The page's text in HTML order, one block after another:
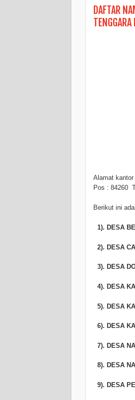
DAFTAR
TENGGARA
Alamat
Pos : 84260
Berikut ini
1). DESA
2). DESA
3). DESA
4). DESA
5). DESA
6). DESA
7). DESA
8). DESA
9). DESA